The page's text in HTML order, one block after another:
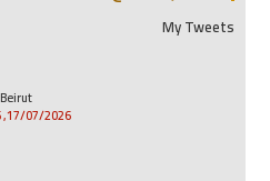
My Tweets
Beirut
17/07/2026, 11:16 م